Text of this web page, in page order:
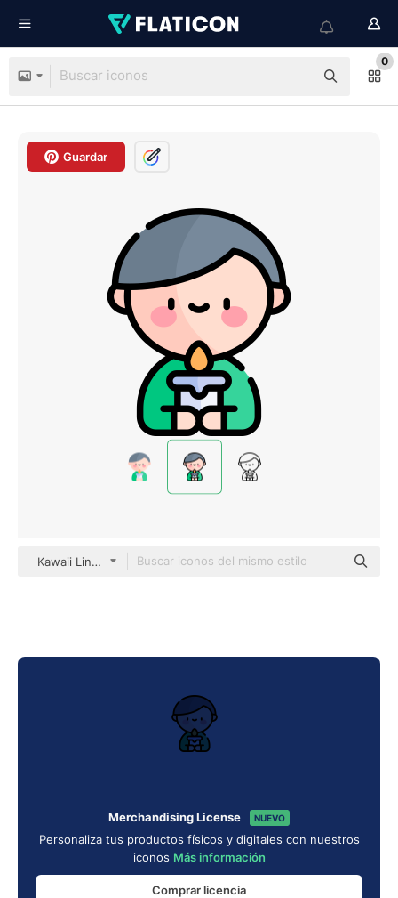
0
Guardar
Kawaii Lineal color
Merchandising License NUEVO
Personaliza tus productos físicos y digitales con nuestros
iconos Más información
Comprar licencia